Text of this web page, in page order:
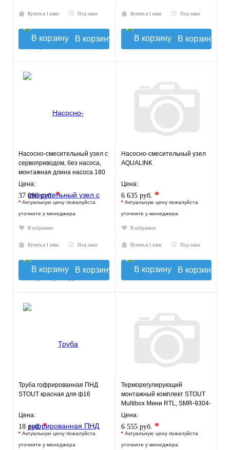
Купить в 1 клик Под заказ
В корзину
Купить в 1 клик Под заказ
В корзину
Насосно-смесительный узел с
сервоприводом, без насоса,
монтажная длина насоса 180
мм VT.COMBI.S.180M
Цена:
37 090 руб.*
* Актуальную цену пожалуйста
уточните у менеджера
В избранное
Купить в 1 клик Под заказ
В корзину
Насосно-смесительный узел
AQUALINK
Цена:
6 635 руб. *
* Актуальную цену пожалуйста
уточните у менеджера
В избранное
Купить в 1 клик Под заказ
В корзину
Труба гофрированная ПНД
STOUT красная для ф16
Цена:
18 руб.*
* Актуальную цену пожалуйста
уточните у менеджера
Терморегулирующий
монтажный комплект STOUT
Multibox Мини RTL, SMR-9304-
135140
Цена:
6 555 руб. *
* Актуальную цену пожалуйста
уточните у менеджера